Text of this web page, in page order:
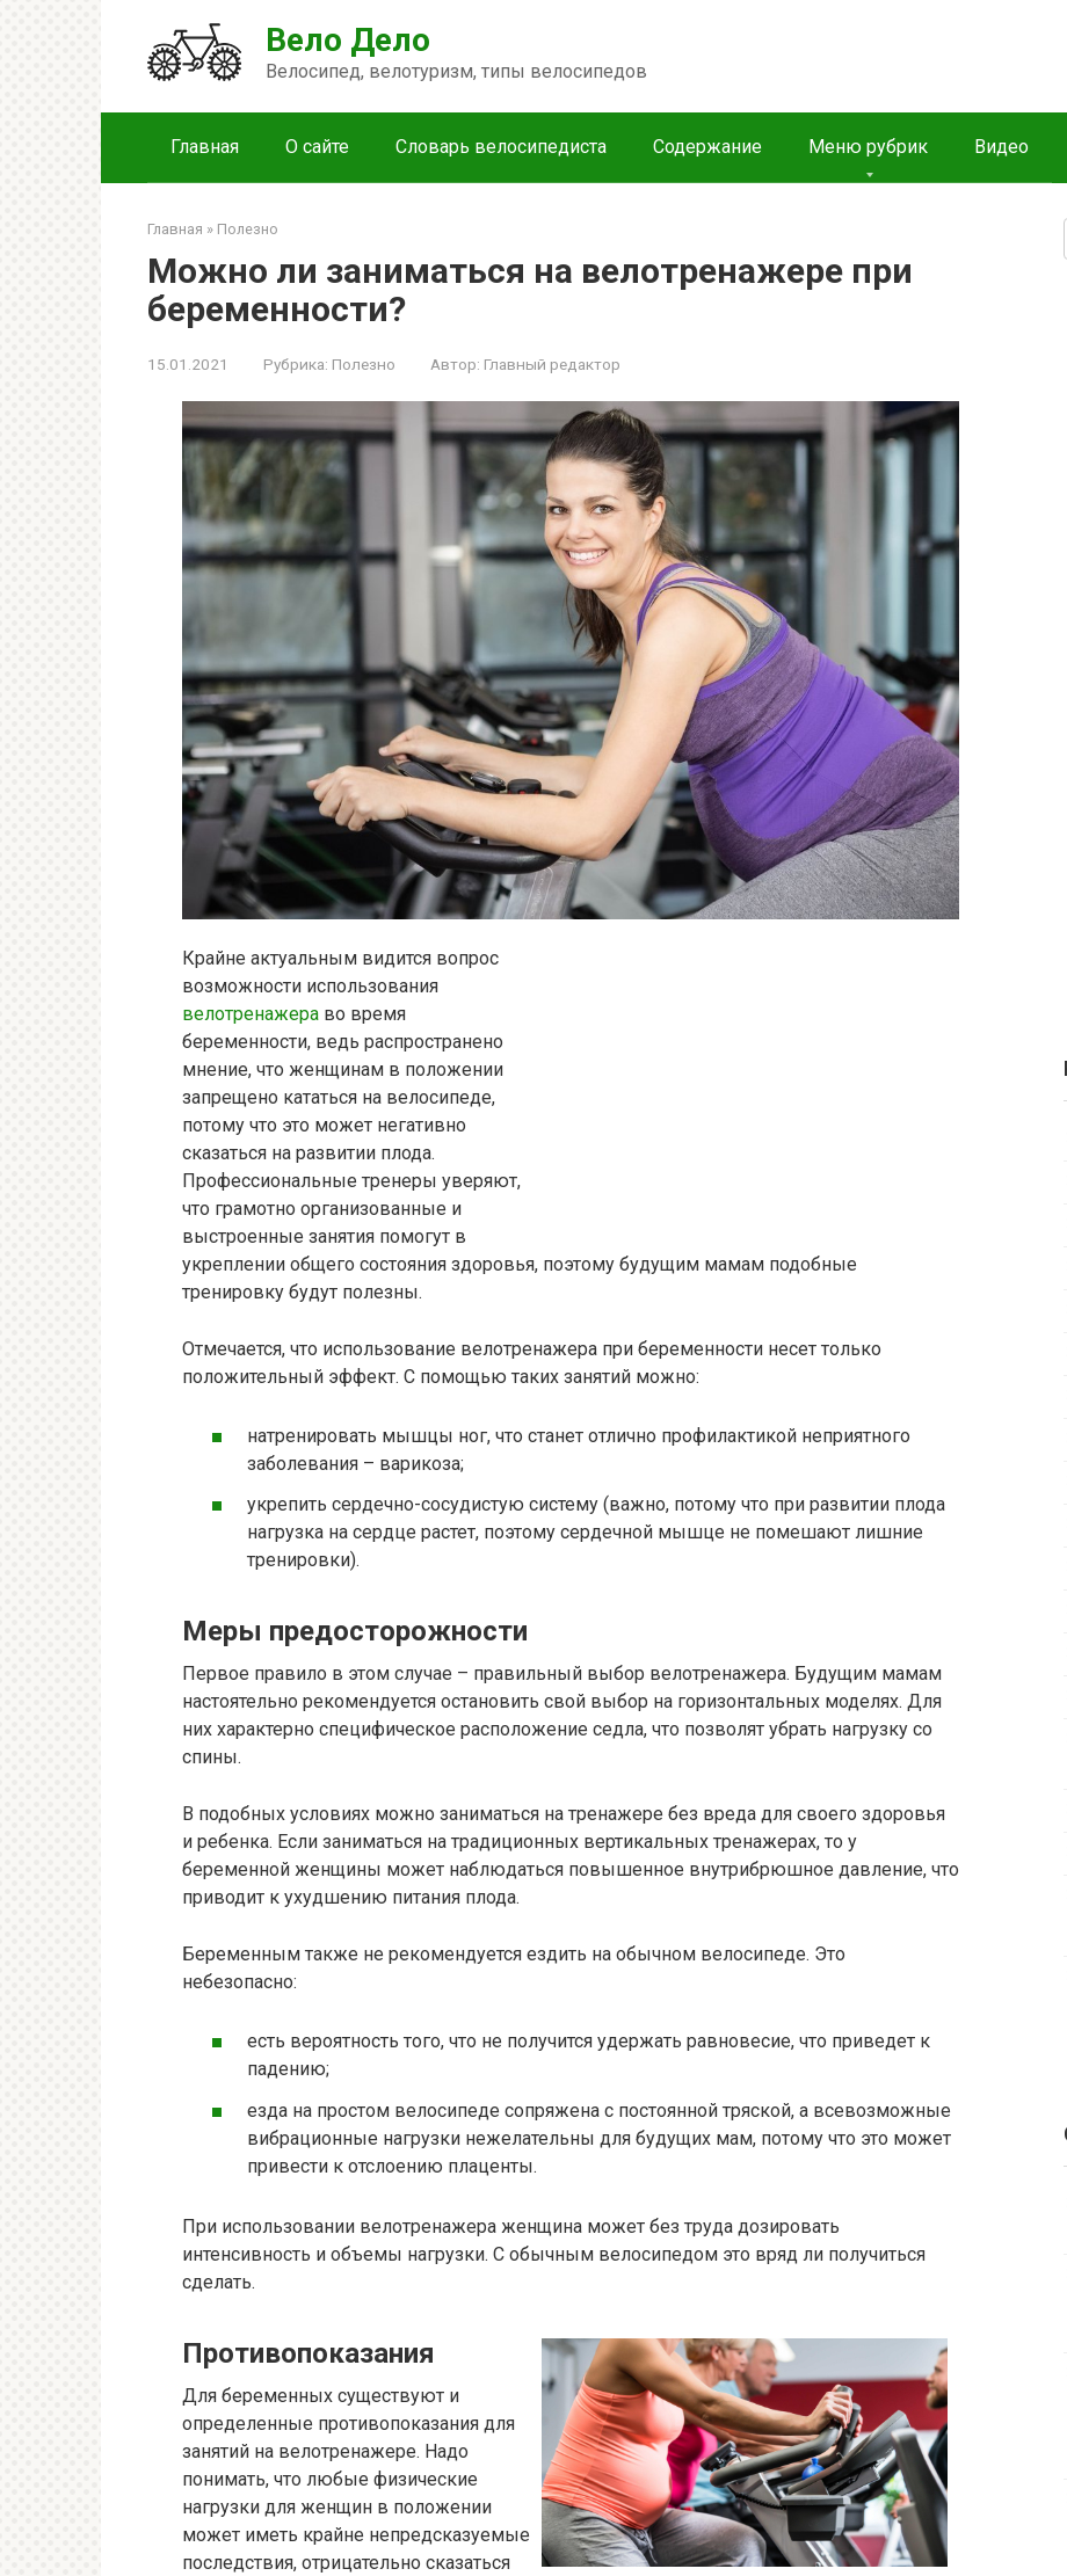
Вело Дело
Велосипед, велотуризм, типы велосипедов
Главная О сайте Словарь велосипедиста Содержание Меню рубрик Видео
Главная » Полезно
Можно ли заниматься на велотренажере при
беременности?
15.01.2021 Рубрика: Полезно Автор: Главный редактор
Крайне актуальным видится вопрос
возможности использования
велотренажера во время
беременности, ведь распространено
мнение, что женщинам в положении
запрещено кататься на велосипеде,
потому что это может негативно
сказаться на развитии плода.
Профессиональные тренеры уверяют,
что грамотно организованные и
выстроенные занятия помогут в
укреплении общего состояния здоровья, поэтому будущим мамам подобные
тренировку будут полезны.
Отмечается, что использование велотренажера при беременности несет только
положительный эффект. С помощью таких занятий можно:
натренировать мышцы ног, что станет отлично профилактикой неприятного
заболевания – варикоза;
укрепить сердечно-сосудистую систему (важно, потому что при развитии плода
нагрузка на сердце растет, поэтому сердечной мышце не помешают лишние
тренировки).
Меры предосторожности
Первое правило в этом случае – правильный выбор велотренажера. Будущим мамам
настоятельно рекомендуется остановить свой выбор на горизонтальных моделях. Для
них характерно специфическое расположение седла, что позволят убрать нагрузку со
спины.
В подобных условиях можно заниматься на тренажере без вреда для своего здоровья
и ребенка. Если заниматься на традиционных вертикальных тренажерах, то у
беременной женщины может наблюдаться повышенное внутрибрюшное давление, что
приводит к ухудшению питания плода.
Беременным также не рекомендуется ездить на обычном велосипеде. Это
небезопасно:
есть вероятность того, что не получится удержать равновесие, что приведет к
падению;
езда на простом велосипеде сопряжена с постоянной тряской, а всевозможные
вибрационные нагрузки нежелательны для будущих мам, потому что это может
привести к отслоению плаценты.
При использовании велотренажера женщина может без труда дозировать
интенсивность и объемы нагрузки. С обычным велосипедом это вряд ли получиться
сделать.
Противопоказания
Для беременных существуют и
определенные противопоказания для
занятий на велотренажере. Надо
понимать, что любые физические
нагрузки для женщин в положении
может иметь крайне непредсказуемые
последствия, отрицательно сказаться